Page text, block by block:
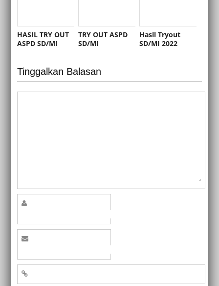
HASIL TRY OUT
ASPD SD/MI
TRY OUT ASPD
SD/MI
Hasil Tryout
SD/MI 2022
Tinggalkan Balasan